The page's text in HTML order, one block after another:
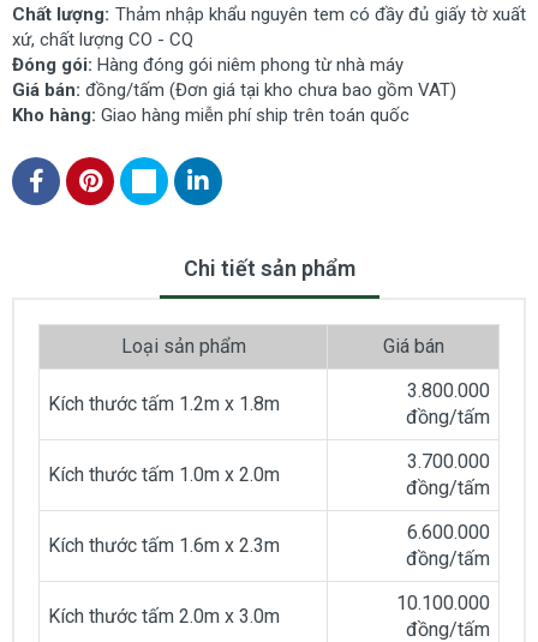
Chất lượng: Thảm nhập khẩu nguyên tem có đầy đủ giấy tờ xuất
xứ, chất lượng CO - CQ
Đóng gói: Hàng đóng gói niêm phong từ nhà máy
Giá bán: đồng/tấm (Đơn giá tại kho chưa bao gồm VAT)
Kho hàng: Giao hàng miễn phí ship trên toán quốc
Chi tiết sản phẩm
Loại sản phẩm Giá bán
Kích thước tấm 1.2m x 1.8m
3.800.000
đồng/tấm
Kích thước tấm 1.0m x 2.0m
3.700.000
đồng/tấm
Kích thước tấm 1.6m x 2.3m
6.600.000
đồng/tấm
Kích thước tấm 2.0m x 3.0m
10.100.000
đồng/tấm